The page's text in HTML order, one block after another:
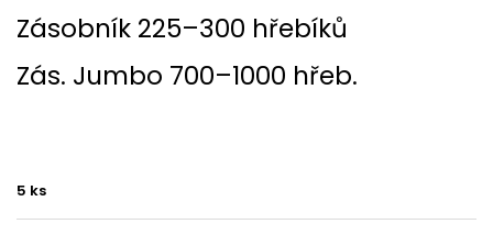
Zásobník 225–300 hřebíků
Zás. Jumbo 700–1000 hřeb.
5 ks